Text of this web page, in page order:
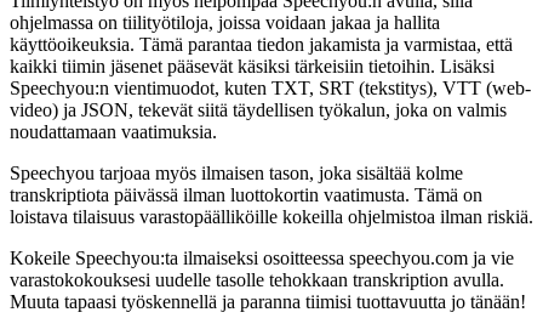
ohjelmassa on tiilityötiloja, joissa voidaan jakaa ja hallita
käyttöoikeuksia. Tämä parantaa tiedon jakamista ja varmistaa, että
kaikki tiimin jäsenet pääsevät käsiksi tärkeisiin tietoihin. Lisäksi
Speechyou:n vientimuodot, kuten TXT, SRT (tekstitys), VTT (web-
video) ja JSON, tekevät siitä täydellisen työkalun, joka on valmis
noudattamaan vaatimuksia.
Speechyou tarjoaa myös ilmaisen tason, joka sisältää kolme
transkriptiota päivässä ilman luottokortin vaatimusta. Tämä on
loistava tilaisuus varastopäälliköille kokeilla ohjelmistoa ilman riskiä.
Kokeile Speechyou:ta ilmaiseksi osoitteessa speechyou.com ja vie
varastokokouksesi uudelle tasolle tehokkaan transkription avulla.
Muuta tapaasi työskennellä ja paranna tiimisi tuottavuutta jo tänään!